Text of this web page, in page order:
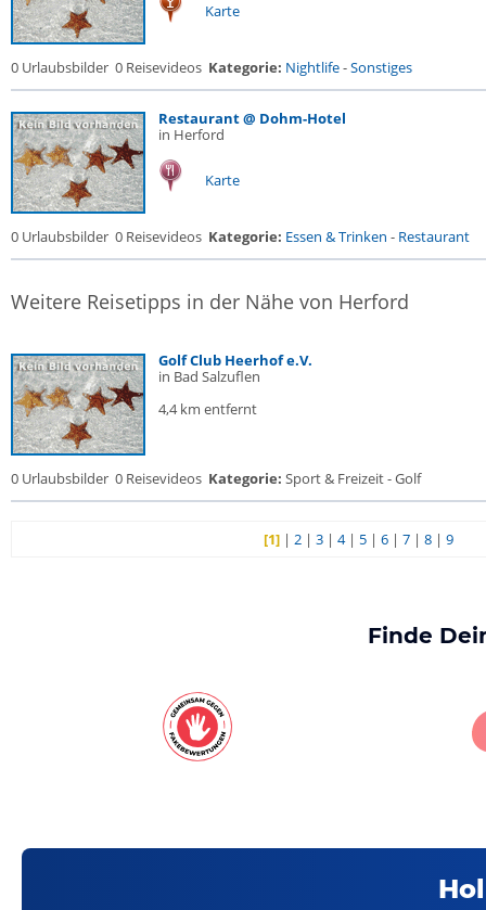
Karte
0 Urlaubsbilder 0 Reisevideos Kategorie: Nightlife-Sonstiges
Restaurant @ Dohm-Hotel
in Herford
Karte
0 Urlaubsbilder 0 Reisevideos Kategorie: Essen & Trinken - Restaurant
Weitere Reisetipps in der Nähe von Herford
Golf Club Heerhof e.V.
in Bad Salzuflen
4,4 km entfernt
0 Urlaubsbilder 0 Reisevideos Kategorie: Sport & Freizeit - Golf
[1] |2 |3 |4| 5 |6 |7 |8 |9
Finde